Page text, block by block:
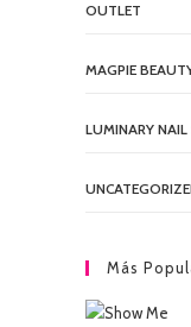
OUTLET
MAGPIE
LUMINARY
Más